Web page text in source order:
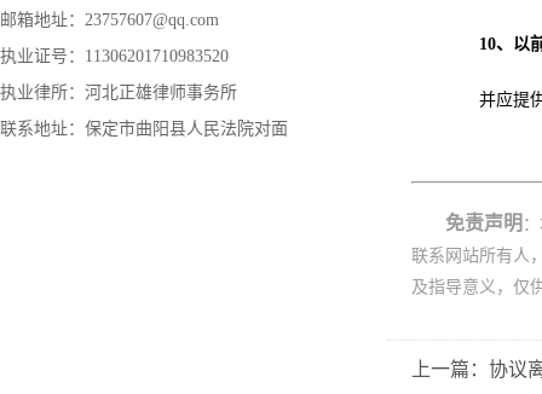
邮箱地址：23757607@qq.com
执业证号：11306201710983520
执业律所：河北正雄律师事务所
联系地址：保定市曲阳县人民法院对面
10、以
并应提供
免责声明
联系网站所有人
及指导意义，仅
上一篇：协议